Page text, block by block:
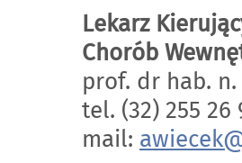
Lekarz
Chorób
prof. dr hab.
tel. (32) 255 26
mail: